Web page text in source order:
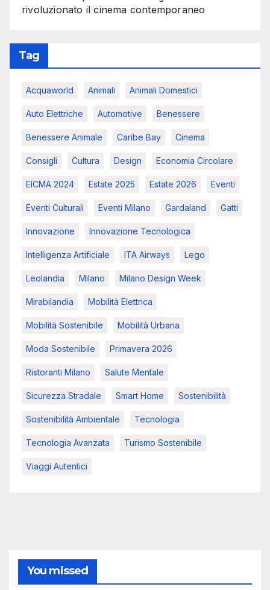
rivoluzionato il cinema contemporaneo
Tag
Acquaworld Animali Animali Domestici
Auto Elettriche Automotive Benessere
Benessere Animale Caribe Bay Cinema
Consigli Cultura Design Economia Circolare
EICMA 2024 Estate 2025 Estate 2026 Eventi
Eventi Culturali Eventi Milano Gardaland Gatti
Innovazione Innovazione Tecnologica
Intelligenza Artificiale ITA Airways Lego
Leolandia Milano Milano Design Week
Mirabilandia Mobilità Elettrica
Mobilità Sostenibile Mobilità Urbana
Moda Sostenibile Primavera 2026
Ristoranti Milano Salute Mentale
Sicurezza Stradale Smart Home Sostenibilità
Sostenibilità Ambientale Tecnologia
Tecnologia Avanzata Turismo Sostenibile
Viaggi Autentici
You missed